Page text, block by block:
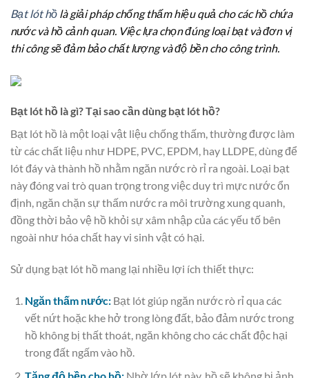
Bạt lót hồ là giải pháp chống thấm hiệu quả cho các hồ chứa
nước và hồ cảnh quan. Việc lựa chọn đúng loại bạt và đơn vị
thi công sẽ đảm bảo chất lượng và độ bền cho công trình.
Bạt lót hồ là gì? Tại sao cần dùng bạt lót hồ?
Bạt lót hồ là một loại vật liệu chống thấm, thường được làm
từ các chất liệu như HDPE, PVC, EPDM, hay LLDPE, dùng để
lót đáy và thành hồ nhằm ngăn nước rò rỉ ra ngoài. Loại bạt
này đóng vai trò quan trọng trong việc duy trì mực nước ổn
định, ngăn chặn sự thấm nước ra môi trường xung quanh,
đồng thời bảo vệ hồ khỏi sự xâm nhập của các yếu tố bên
ngoài như hóa chất hay vi sinh vật có hại.
Sử dụng bạt lót hồ mang lại nhiều lợi ích thiết thực:
Ngăn thấm nước:Bạt lót giúp ngăn nước rò rỉ qua các
vết nứt hoặc khe hở trong lòng đất, bảo đảm nước trong
hồ không bị thất thoát, ngăn không cho các chất độc hại
trong đất ngấm vào hồ.